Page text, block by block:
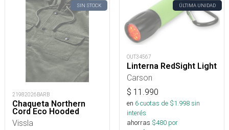
SIN STOCK
21982026BARB
Chaqueta Northern
Cord Eco Hooded
Vissla
ÚLTIMA UNIDAD
OUT34567
Linterna RedSight Light
Carson
$ 11.990
en 6cuotas de $1.998sin
interés
ahorras $480 por